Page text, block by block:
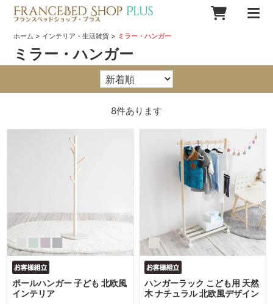
ホーム > インテリア・生活雑貨 > ミラー・ハンガー
ミラー・ハンガー
8件あります
ポールハンガー 子ども 北欧風
インテリア
ハンガーラック こども用 天然
木 ナチュラル 北欧風デザイン